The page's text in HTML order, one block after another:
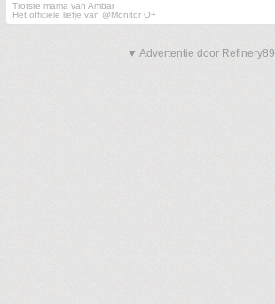
Trotste mama van Ambar
Het officiële liefje van @Monitor O+
▼ Advertentie door Refinery89